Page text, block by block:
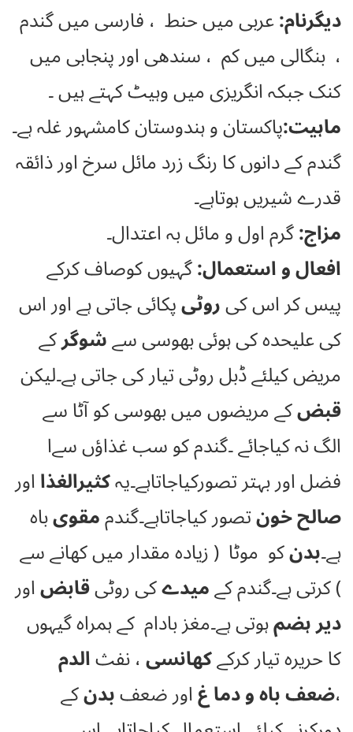
دیگرنام:عربی میں حنط ، فارسی میں گندم
، بنگالی میں کم ، سندھی اور پنجابی میں
کنک جبکہ انگریزی میں وہیٹ کہتے ہیں ۔
ماہیت:پاکستان و ہندوستان کامشہور غلہ ہے۔
گندم کے دانوں کا رنگ زرد مائل سرخ اور ذائقہ
قدرے شیریں ہوتاہے۔
مزاج:گرم اول و مائل بہ اعتدال۔
افعال و استعمال:گہیوں کوصاف کرکے
پیس کر اس کیروٹیپکائی جاتی ہے اور اس
کی علیحدہ کی ہوئی بھوسی سےشوگرکے
مریض کیلئے ڈبل روٹی تیار کی جاتی ہے۔لیکن
قبضکے مریضوں میں بھوسی کو آٹا سے
الگ نہ کیاجائے ۔گندم کو سب غذاؤں سےا
فضل اور بہتر تصورکیاجاتاہے۔یہکثیرالغذااور
صالح خونتصور کیاجاتاہے۔گندممقویباہ
ہے۔بدنکو موٹا ( زیادہ مقدار میں کھانے سے
) کرتی ہے۔گندم کےمیدےکی روٹیقابضاور
دیر ہضمہوتی ہے۔مغز بادام کے ہمراہ گیہوں
کا حریرہ تیار کرکےکھانسی، نفثالدم
،ضعف باہ و دما غاور ضعفبدنکے